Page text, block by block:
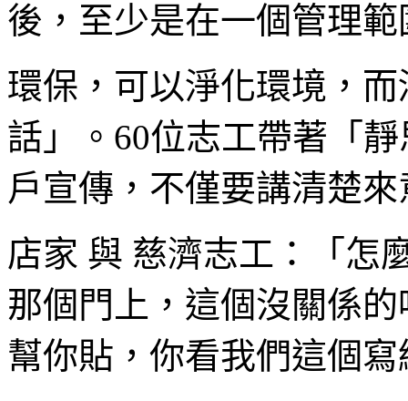
後，至少是在一個管理
環保，可以淨化環境，
話」。60位志工帶著「
戶宣傳，不僅要講清楚
店家 與 慈濟志工：「怎
那個門上，這個沒關係
幫你貼，你看我們這個